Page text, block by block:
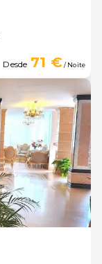
Desde 71 €/ Noite